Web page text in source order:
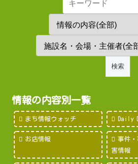
情報の内容別一覧
まち情報ウォッチ Daily
お店情報
事件
害情報